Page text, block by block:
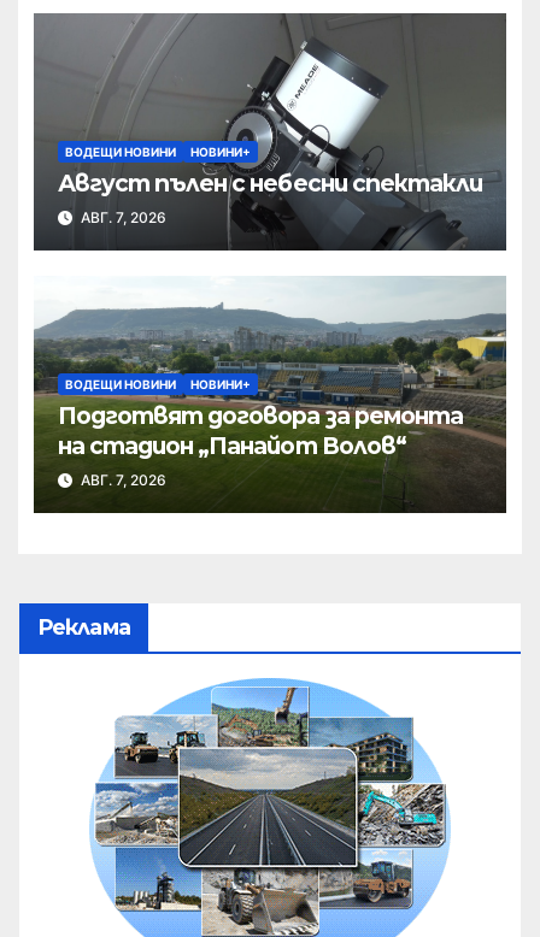
ВОДЕЩИ НОВИНИ НОВИНИ+
Август пълен с небесни спектакли
АВГ. 7, 2026
ВОДЕЩИ НОВИНИ НОВИНИ+
Подготвят договора за ремонта
на стадион „Панайот Волов“
АВГ. 7, 2026
Реклама